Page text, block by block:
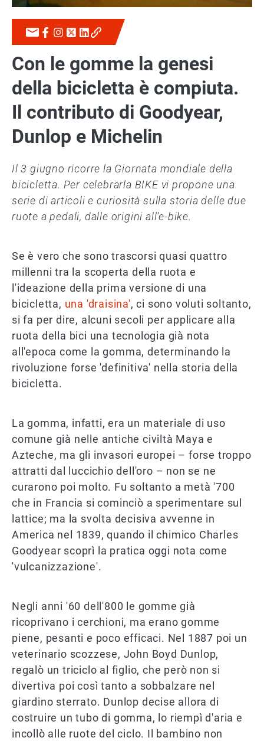
Con le gomme la genesi
della bicicletta è compiuta.
Il contributo di Goodyear,
Dunlop e Michelin
Il 3 giugno ricorre la Giornata mondiale della
bicicletta. Per celebrarla BIKE vi propone una
serie di articoli e curiosità sulla storia delle due
ruote a pedali, dalle origini all’e-bike.
Se è vero che sono trascorsi quasi quattro
millenni tra la scoperta della ruota e
l'ideazione della prima versione di una
bicicletta, una 'draisina', ci sono voluti soltanto,
si fa per dire, alcuni secoli per applicare alla
ruota della bici una tecnologia già nota
all'epoca come la gomma, determinando la
rivoluzione forse 'definitiva' nella storia della
bicicletta.
La gomma, infatti, era un materiale di uso
comune già nelle antiche civiltà Maya e
Azteche, ma gli invasori europei – forse troppo
attratti dal luccichio dell'oro – non se ne
curarono poi molto. Fu soltanto a metà '700
che in Francia si cominciò a sperimentare sul
lattice; ma la svolta decisiva avvenne in
America nel 1839, quando il chimico Charles
Goodyear scoprì la pratica oggi nota come
'vulcanizzazione'.
Negli anni '60 dell'800 le gomme già
ricoprivano i cerchioni, ma erano gomme
piene, pesanti e poco efficaci. Nel 1887 poi un
veterinario scozzese, John Boyd Dunlop,
regalò un triciclo al figlio, che però non si
divertiva poi così tanto a sobbalzare nel
giardino sterrato. Dunlop decise allora di
costruire un tubo di gomma, lo riempì d'aria e
incollò alle ruote del ciclo. Il bambino non